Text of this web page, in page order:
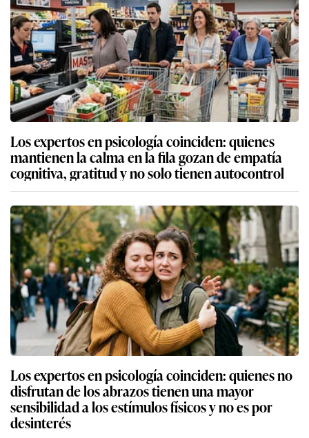
Los expertos en psicología coinciden: quienes
mantienen la calma en la fila gozan de empatía
cognitiva, gratitud y no solo tienen autocontrol
Los expertos en psicología coinciden: quienes no
disfrutan de los abrazos tienen una mayor
sensibilidad a los estímulos físicos y no es por
desinterés